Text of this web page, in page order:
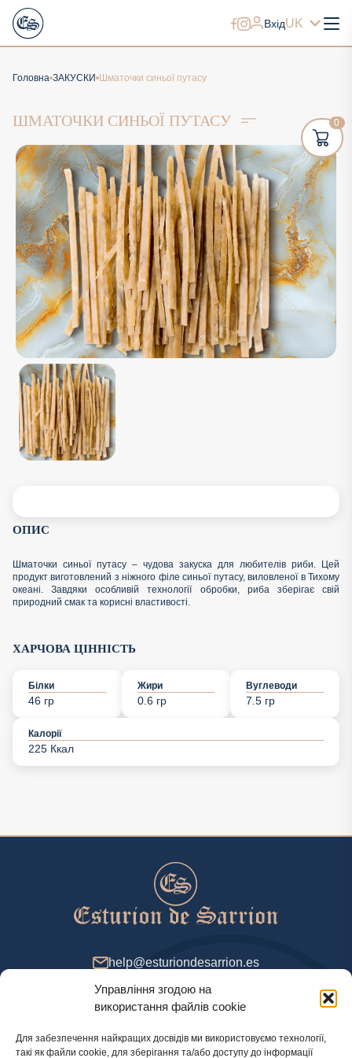
Управління згодою на
використання файлів cookie
Для забезпечення найкращих досвідів ми використовуємо технології,
такі як файли cookie, для зберігання та/або доступу до інформації
ВхідUK
Головна ЗАКУСКИ Шматочки синьої путасу
ШМАТОЧКИ СИНЬОЇ ПУТАСУ
ОПИС
Шматочки синьої путасу – чудова закуска для любителів риби. Цей
продукт виготовлений з ніжного філе синьої путасу, виловленої в Тихому
океані. Завдяки особливій технології обробки, риба зберігає свій
природний смак та корисні властивості.
ХАРЧОВА ЦІННІСТЬ
Білки
46 гр
Жири
0.6 гр
Вуглеводи
7.5 гр
Калорії
225 Ккал
help@esturiondesarrion.es
з 9 до 18 (GMT+2) у будні
0